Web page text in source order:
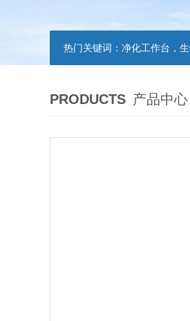
热门关键词： 净化工作台，
PRODUCTS 产品中心